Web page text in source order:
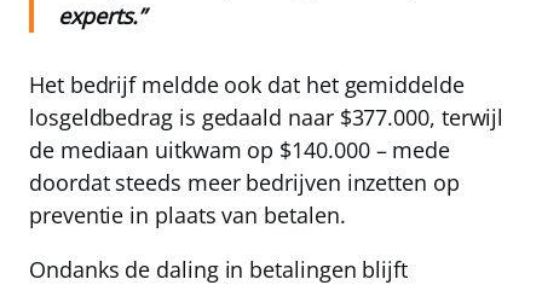
experts.”
Het bedrijf meldde ook dat het gemiddelde
losgeldbedrag is gedaald naar $377.000, terwijl
de mediaan uitkwam op $140.000 – mede
doordat steeds meer bedrijven inzetten op
preventie in plaats van betalen.
Ondanks de daling in betalingen blijft